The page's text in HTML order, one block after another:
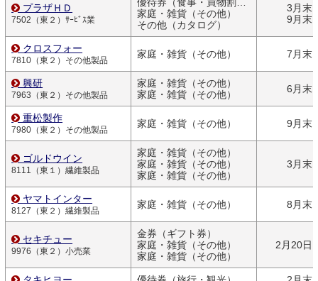
プラザＨＤ
7502（東２）ｻｰﾋﾞｽ業
優待券（食事・買物割引券）
家庭・雑貨（その他）
その他（カタログ）
3月末
9月末
クロスフォー
7810（東２）その他製品
家庭・雑貨（その他） 7月末
興研
7963（東２）その他製品
家庭・雑貨（その他）
家庭・雑貨（その他）
6月末
重松製作
7980（東２）その他製品
家庭・雑貨（その他） 9月末
ゴルドウイン
8111（東１）繊維製品
家庭・雑貨（その他）
家庭・雑貨（その他）
家庭・雑貨（その他）
3月末
ヤマトインター
8127（東２）繊維製品
家庭・雑貨（その他） 8月末
セキチュー
9976（東２）小売業
金券（ギフト券）
家庭・雑貨（その他）
家庭・雑貨（その他）
2月20日